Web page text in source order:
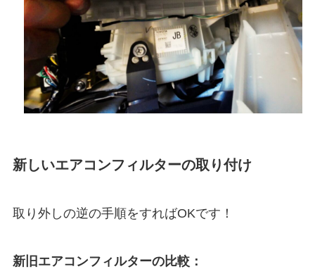
新しいエアコンフィルターの取り付け
取り外しの逆の手順をすればOKです！
新旧エアコンフィルターの比較：